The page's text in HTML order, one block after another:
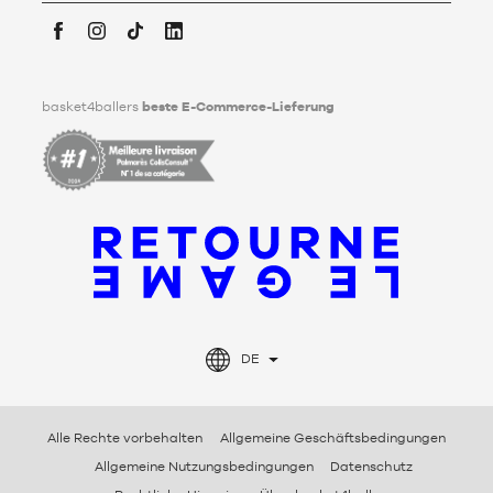
Tod festlegen kann. Um mehr darüber zu erfahren,
bitte hier
DE
basket4ballers beste E-Commerce-Lieferung
Alle Rechte vorbehalten
Allgemeine Geschäftsbedingungen
Allgemeine Nutzungsbedingungen
Datenschutz